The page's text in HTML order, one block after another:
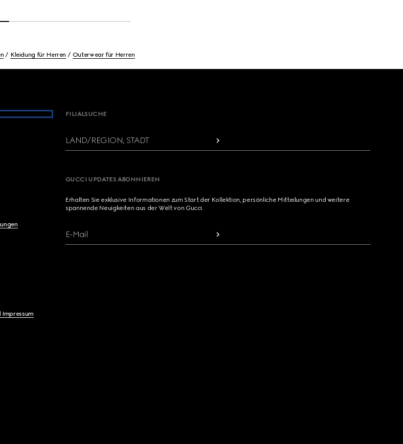
Kleidung für Herren Outerwear für Herren
Impressum
FILIALSUCHE
LAND/REGION, STADT
GUCCI UPDATES ABONNIEREN
Erhalten Sie exklusive Informationen zum Start der Kollektion, persönliche Mitteilungen und weitere
spannende Neuigkeiten aus der Welt von Gucci.
E-Mail